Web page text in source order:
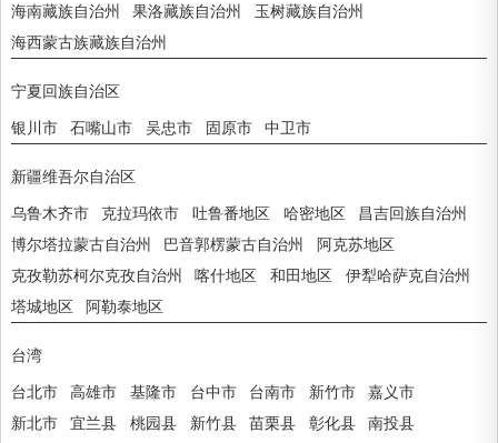
海南藏族自治州
果洛藏族自治州
玉树藏族自治州
海西蒙古族藏族自治州
宁夏回族自治区
银川市 石嘴山市 吴忠市 固原市 中卫市
新疆维吾尔自治区
乌鲁木齐市 克拉玛依市 吐鲁番地区 哈密地区
昌吉回族自治州
博尔塔拉蒙古自治州
巴音郭楞蒙古自治州
阿克苏地区
克孜勒苏柯尔克孜自治州
喀什地区 和田地区
伊犁哈萨克自治州
塔城地区
阿勒泰地区
台湾
台北市 高雄市 基隆市 台中市 台南市 新竹市
嘉义市
新北市
宜兰县 桃园县 新竹县 苗栗县 彰化县
南投县